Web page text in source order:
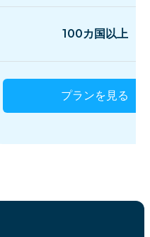
100カ国以上
プランを見る